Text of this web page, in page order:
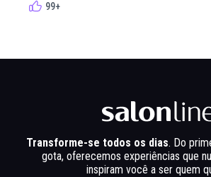
99+
Transforme-se todos os dias. Do
gota, oferecemos experiências que
inspiram você a ser quem